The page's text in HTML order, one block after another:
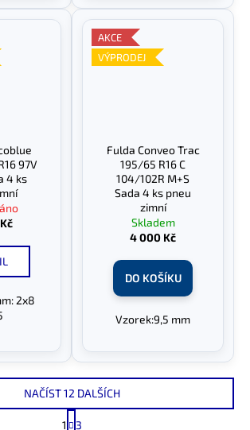
97V
4 ks
2x8
AKCE
VÝPRODEJ
Fulda Conveo Trac
195/65 R16 C
104/102R M+S
Sada 4 ks pneu
zimní
Skladem
4 000 Kč
DO KOŠÍKU
Vzorek:9,5 mm
NAČÍST 12 DALŠÍCH
S
1
3